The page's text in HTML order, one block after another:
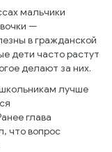
мальчики
—
в гражданской
дети часто растут
делают за них.
лучше
глава
что вопрос